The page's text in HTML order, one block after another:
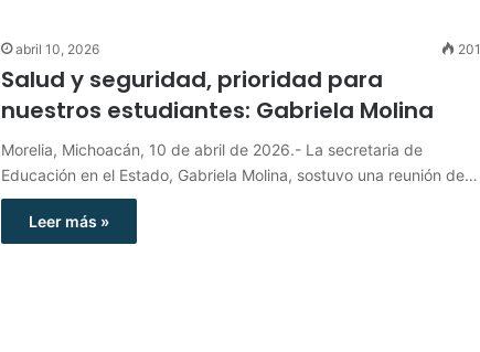
abril 10, 2026 201
Salud y seguridad, prioridad para
nuestros estudiantes: Gabriela Molina
Morelia, Michoacán, 10 de abril de 2026.- La secretaria de
Educación en el Estado, Gabriela Molina, sostuvo una reunión de…
Leer más »